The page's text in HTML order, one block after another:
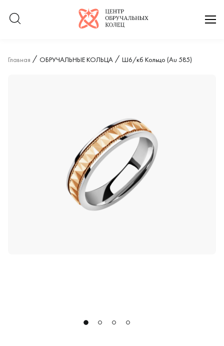
Логотип компании
Главная ОБРУЧАЛЬНЫЕ КОЛЬЦА Ш6/кб Кольцо (Au 585)